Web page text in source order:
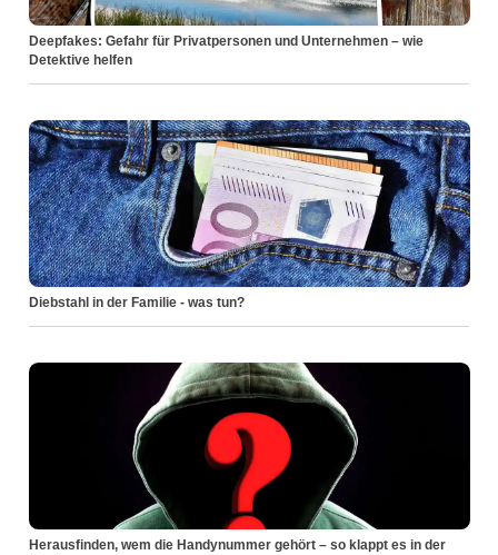
Deepfakes: Gefahr für Privatpersonen und Unternehmen – wie
Detektive helfen
Diebstahl in der Familie - was tun?
Herausfinden, wem die Handynummer gehört – so klappt es in der